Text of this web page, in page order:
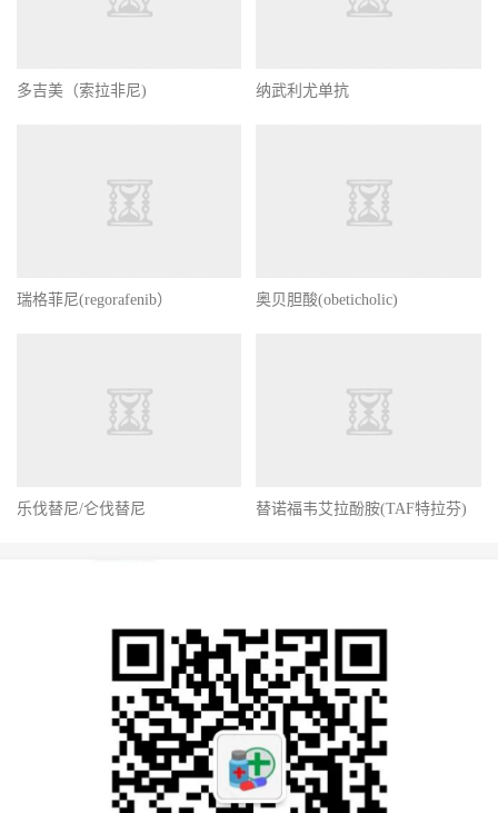
多吉美（索拉非尼) 纳武利尤单抗
瑞格菲尼(regorafenib） 奥贝胆酸(obeticholic)
乐伐替尼/仑伐替尼 替诺福韦艾拉酚胺(TAF特拉芬)